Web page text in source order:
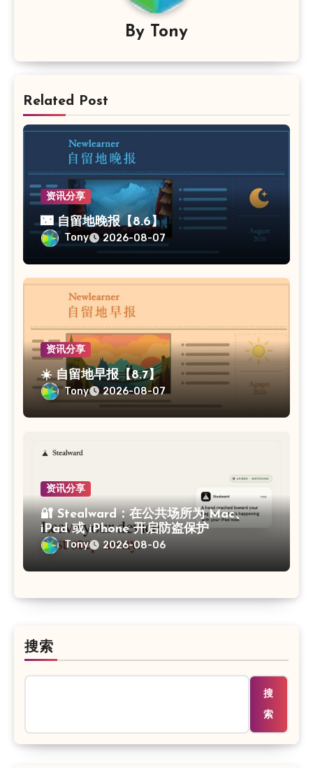
By Tony
Related Post
资讯分享
🌃 自留地晚报【8.6】
Tony 2026-08-07
资讯分享
☀️ 自留地早报【8.7】
Tony 2026-08-07
资讯分享
🔐 Stealward：在公共场所为 Mac、
iPad 或 iPhone 开启防盗保护
Tony 2026-08-06
搜索
搜
索